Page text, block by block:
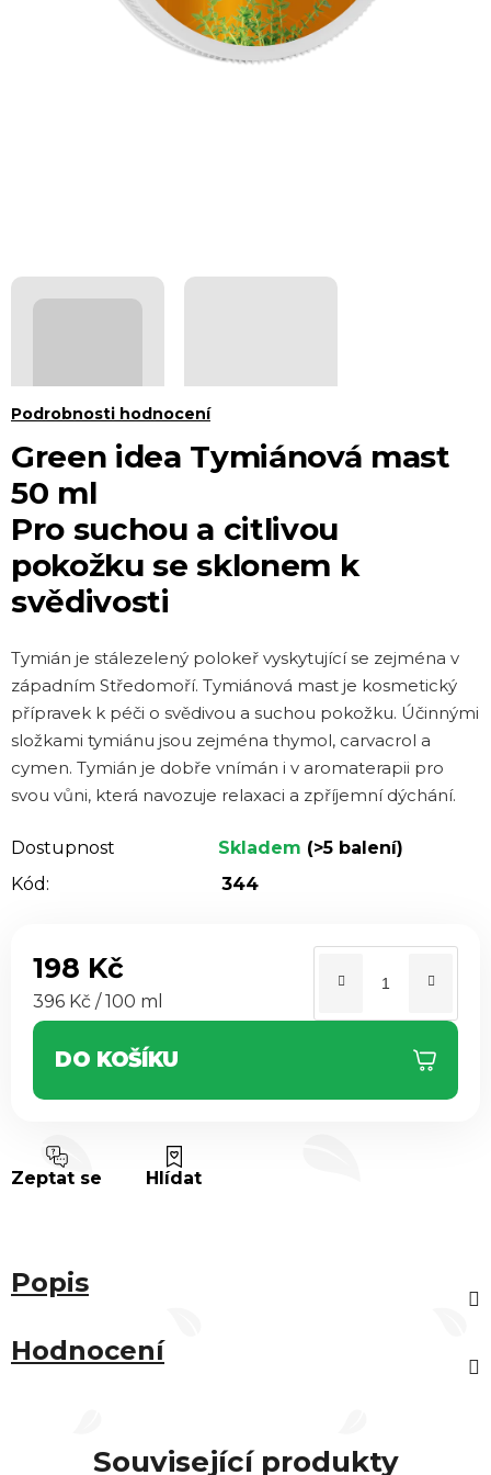
Green idea Tymiánová mast
50 ml
Pro suchou a citlivou
pokožku se sklonem k
svědivosti
Průměrné
hodnocení
produktu
je
0,0
z 5
hvězdiček.
Podrobnosti hodnocení
Tymián je stálezelený polokeř vyskytující se zejména v
západním Středomoří. Tymiánová mast je kosmetický
přípravek k péči o svědivou a suchou pokožku. Účinnými
složkami tymiánu jsou zejména thymol, carvacrol a
cymen. Tymián je dobře vnímán i v aromaterapii pro
svou vůni, která navozuje relaxaci a zpříjemní dýchání.
Dostupnost Skladem (>5 balení)
Kód:
344
198 Kč
Měrná cena:
396 Kč / 100 ml
DO KOŠÍKU
Zeptat se Hlídat
Popis
Hodnocení
Související produkty